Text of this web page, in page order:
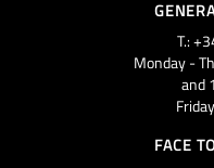
T.:
Monday -
and
FACE